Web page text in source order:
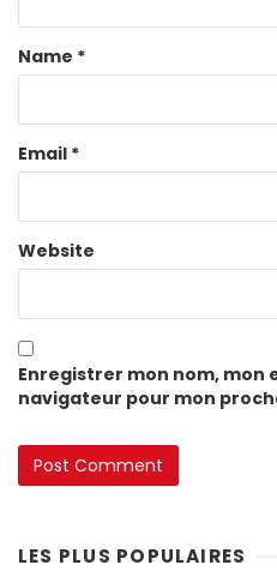
Name *
Email *
Website
Enregistrer mon nom, mon
navigateur pour mon
LES PLUS POPULAIRES